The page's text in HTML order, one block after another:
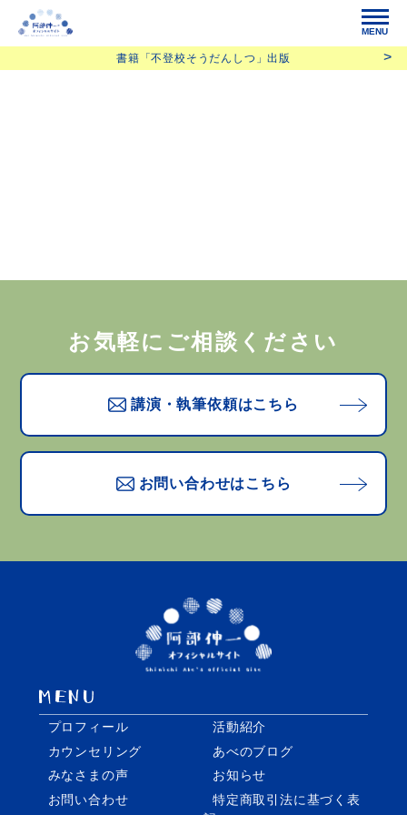
MENU
書籍「不登校そうだんしつ」出版
お気軽にご相談ください
講演・執筆依頼はこちら
お問い合わせはこちら
プロフィール
活動紹介
カウンセリング
あべのブログ
みなさまの声
お知らせ
お問い合わせ
特定商取引法に基づく表